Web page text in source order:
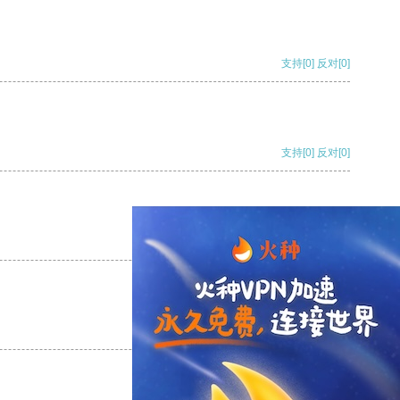
支持[0] 反对[0]
支持[0] 反对[0]
支持
支持[0] 反对[0]